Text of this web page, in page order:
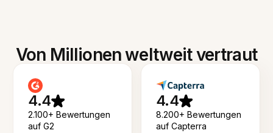
Von Millionen weltweit vertraut
4.4
2.100+ Bewertungen
auf G2
4.4
8.200+ Bewertungen
auf Capterra